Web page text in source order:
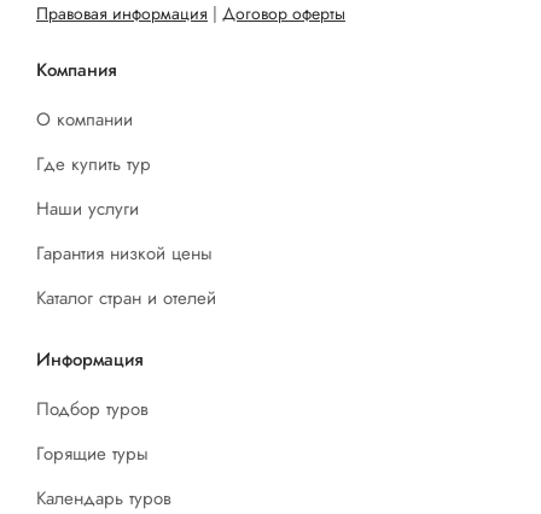
Правовая информация | Договор оферты
Компания
О компании
Где купить тур
Наши услуги
Гарантия низкой цены
Каталог стран и отелей
Информация
Подбор туров
Горящие туры
Календарь туров